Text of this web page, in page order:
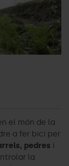
el món de la
a fer bici per
pedres i
la